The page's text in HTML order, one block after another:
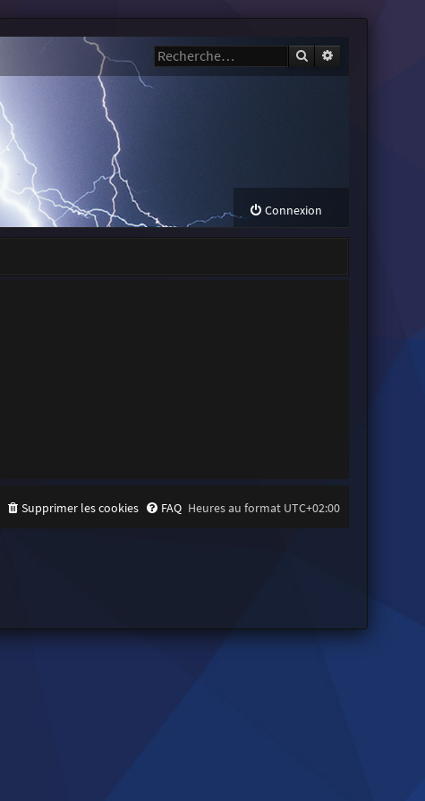
Rechercher
Connexion
Heures au format UTC+02:00
FAQ
Supprimer les cookies